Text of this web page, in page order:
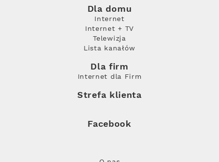
Dla domu
Internet
Internet + TV
Telewizja
Lista kanałów
Dla firm
Internet dla Firm
Strefa klienta
Facebook